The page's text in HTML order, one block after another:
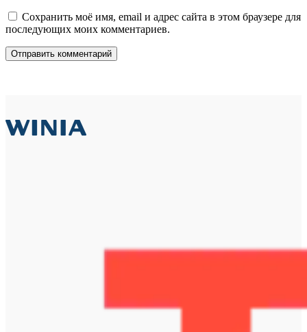
Сохранить моё имя, email и адрес сайта в этом браузере для
последующих моих комментариев.